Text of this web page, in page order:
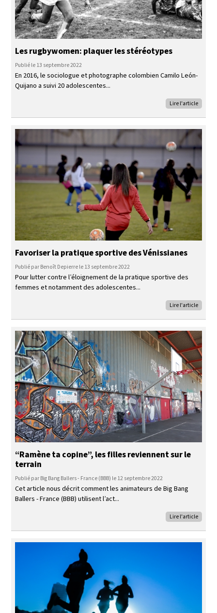
Les rugbywomen: plaquer les stéréotypes
Publié le 13 septembre 2022
En 2016, le sociologue et photographe colombien Camilo León-
Quijano a suivi 20adolescentes
Lire l'article
Favoriser la pratique sportive des Vénissianes
Publié par Benoît Depierre le 13 septembre 2022
Pour lutter contre l’éloignement de la pratique sportive des
femmes et notamment des adolescentes
Lire l'article
“Ramène ta copine”, les filles reviennent sur le
terrain
Publié par Big Bang Ballers - France (BBB) le 12 septembre 2022
Cet article nous décrit comment les animateurs de Big Bang
Ballers - France (BBB) utilisent l’act
Lire l'article